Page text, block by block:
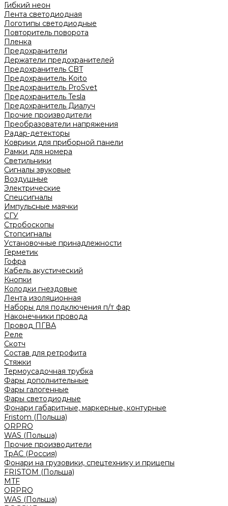
Гибкий неон
Лента светодиодная
Логотипы светодиодные
Повторитель поворота
Пленка
Предохранители
Держатели предохранителей
Предохранитель CBT
Предохранитель Koito
Предохранитель ProSvet
Предохранитель Tesla
Предохранитель Диалуч
Прочие производители
Преобразователи напряжения
Радар-детекторы
Коврики для приборной панели
Рамки для номера
Светильники
Сигналы звуковые
Воздушные
Электрические
Спецсигналы
Импульсные маячки
СГУ
Стробоскопы
Стопсигналы
Установочные принадлежности
Герметик
Гофра
Кабель акустический
Кнопки
Колодки гнездовые
Лента изоляционная
Наборы для подключения п/т фар
Наконечники провода
Провод ПГВА
Реле
Скотч
Состав для ретрофита
Стяжки
Термоусадочная трубка
Фары дополнительные
Фары галогенные
Фары светодиодные
Фонари габаритные, маркерные, контурные
Fristom (Польша)
ORPRO
WAS (Польша)
Прочие производители
ТрАС (Россия)
Фонари на грузовики, спецтехнику и прицепы
FRISTOM (Польша)
MTF
ORPRO
WAS (Польша)